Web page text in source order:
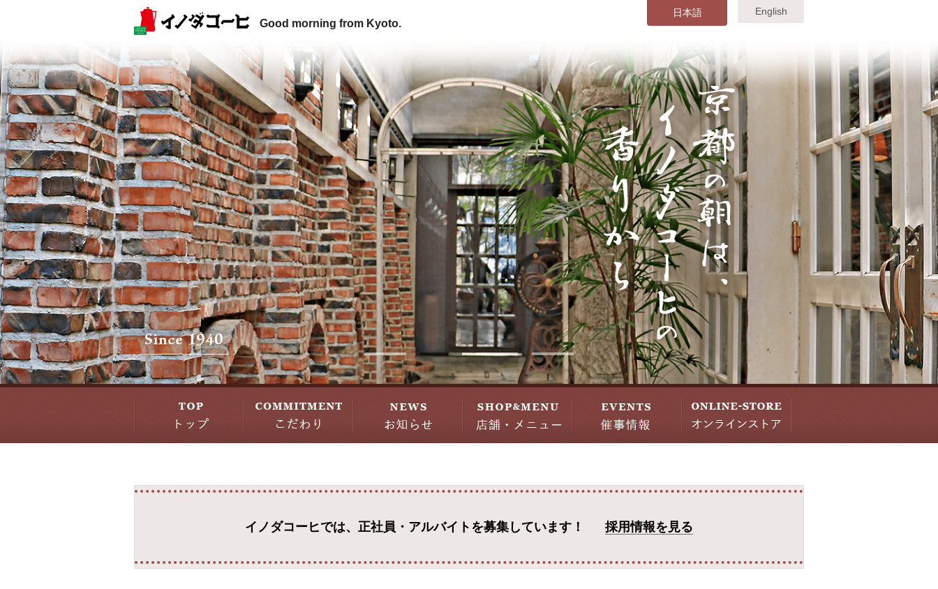
Good morning from Kyoto.
日本語 English
イノダコーヒでは、 正社員・アルバイトを募集しています！ 採用情報を見る